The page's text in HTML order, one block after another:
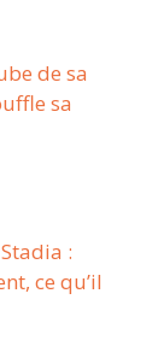
de sa
sa
:
ce qu’il